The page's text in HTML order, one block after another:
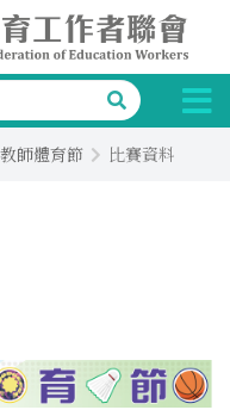
教師體育節 比賽資料